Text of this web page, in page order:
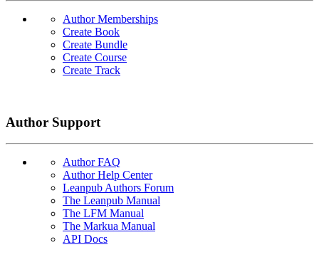
Author Memberships
Create Book
Create Bundle
Create Course
Create Track
Author Support
Author FAQ
Author Help Center
Leanpub Authors Forum
The Leanpub Manual
The LFM Manual
The Markua Manual
API Docs